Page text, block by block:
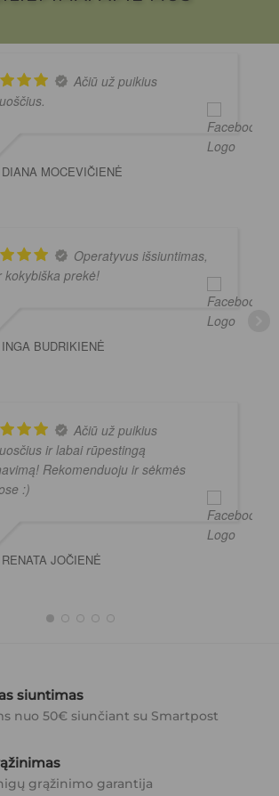
Ačiū už puikius
DIANA MOCEVIČIENĖ
Operatyvus išsiuntimas,
kokybiška prekė!
INGA BUDRIKIENĖ
Ačiū už puikius
ir labai rūpestingą
Rekomenduoju ir sėkmės
:)
RENATA JOČIENĖ
siuntimas
nuo 50€ siunčiant su Smartpost
grąžinimo garantija